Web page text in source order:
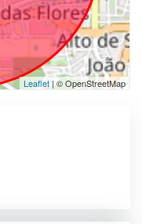
Leaflet | © OpenStreetMap